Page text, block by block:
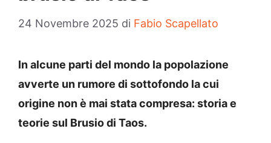
24 Novembre 2025 di Fabio Scapellato
In alcune parti del mondo la popolazione
avverte un rumore di sottofondo la cui
origine non è mai stata compresa: storia e
teorie sul Brusio di Taos.